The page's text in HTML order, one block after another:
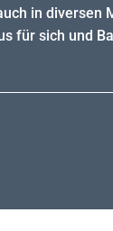
in
für sich und